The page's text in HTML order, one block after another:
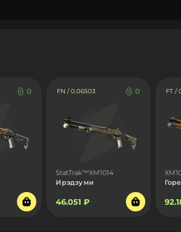
0 FN / 0.06503 0
StatTrak™XM1014
Ирэдзуми
46.051 ₽
FT /